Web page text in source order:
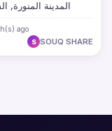
المدينة المنورة,
ago
S SOUQ SHARE